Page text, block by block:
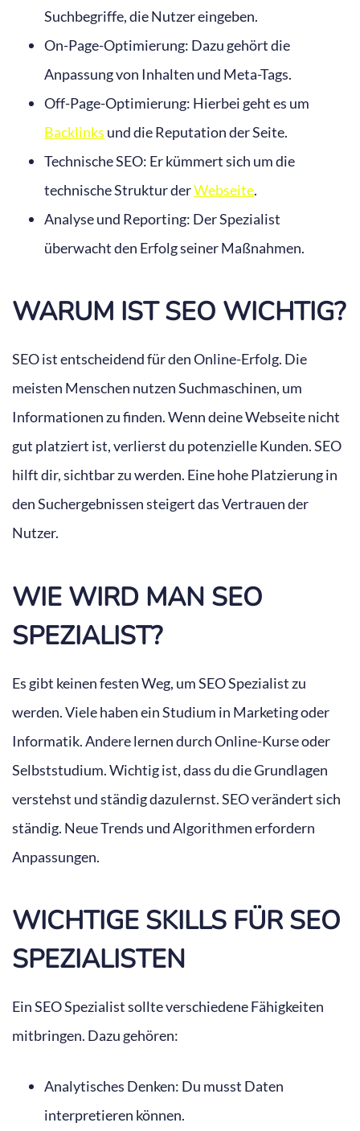
Suchbegriffe, die Nutzer eingeben.
On-Page-Optimierung: Dazu gehört die
Anpassung von Inhalten und Meta-Tags.
Off-Page-Optimierung: Hierbei geht es um
Backlinks und die Reputation der Seite.
Technische SEO: Er kümmert sich um die
technische Struktur derWebseite.
Analyse und Reporting: Der Spezialist
überwacht den Erfolg seiner Maßnahmen.
WARUM IST SEO WICHTIG?
SEO ist entscheidend für den Online-Erfolg. Die
meisten Menschen nutzen Suchmaschinen, um
Informationen zu finden. Wenn deine Webseite nicht
gut platziert ist, verlierst du potenzielle Kunden. SEO
hilft dir, sichtbar zu werden. Eine hohe Platzierung in
den Suchergebnissen steigert das Vertrauen der
Nutzer.
WIE WIRD MAN SEO
SPEZIALIST?
Es gibt keinen festen Weg, um SEO Spezialist zu
werden. Viele haben ein Studium in Marketing oder
Informatik. Andere lernen durch Online-Kurse oder
Selbststudium. Wichtig ist, dass du die Grundlagen
verstehst und ständig dazulernst. SEO verändert sich
ständig. Neue Trends und Algorithmen erfordern
Anpassungen.
WICHTIGE SKILLS FÜR SEO
SPEZIALISTEN
Ein SEO Spezialist sollte verschiedene Fähigkeiten
mitbringen. Dazu gehören:
Analytisches Denken: Du musst Daten
interpretieren können.